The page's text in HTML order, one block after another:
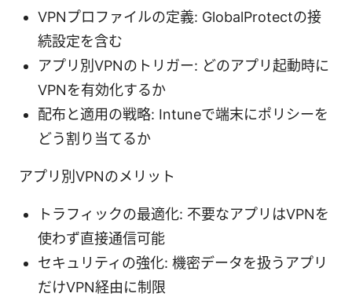
VPNプロファイルの定義: GlobalProtectの接
続設定を含む
アプリ別VPNのトリガー: どのアプリ起動時に
VPNを有効化するか
配布と適用の戦略: Intuneで端末にポリシーを
どう割り当てるか
アプリ別VPNのメリット
トラフィックの最適化: 不要なアプリはVPNを
使わず直接通信可能
セキュリティの強化: 機密データを扱うアプリ
だけVPN経由に制限